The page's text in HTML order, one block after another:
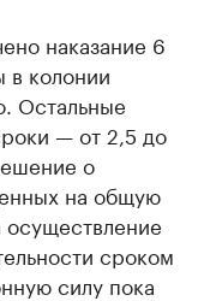
наказание 6
в колонии
Остальные
— от 2,5 до
о
на общую
сроком
силу пока